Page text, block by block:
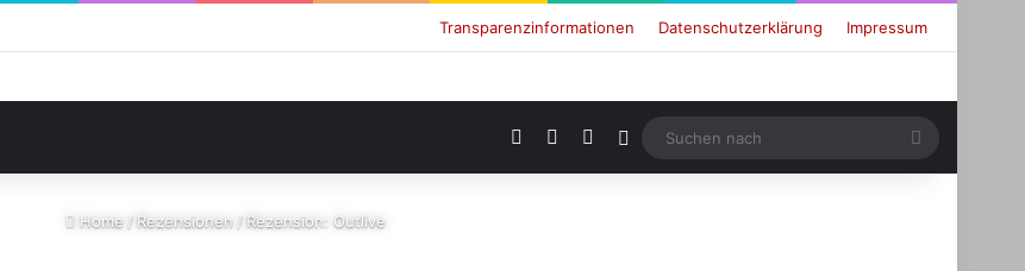
Transparenzinformationen Datenschutzerklärung Impressum
RSS Facebook Login
Suchen
nach
Home / Rezensionen / Rezension: Outlive